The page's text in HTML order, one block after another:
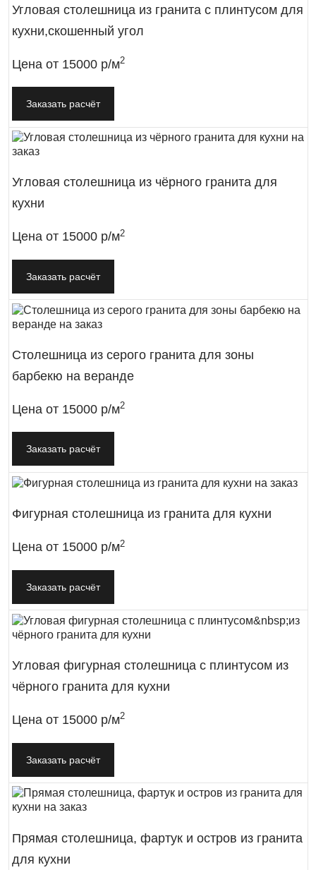
Угловая столешница из гранита с плинтусом для
кухни,скошенный угол
Цена от 15000 р/м2
Заказать расчёт
Угловая столешница из чёрного гранита для
кухни
Цена от 15000 р/м2
Заказать расчёт
Столешница из серого гранита для зоны
барбекю на веранде
Цена от 15000 р/м2
Заказать расчёт
Фигурная столешница из гранита для кухни
Цена от 15000 р/м2
Заказать расчёт
Угловая фигурная столешница с плинтусом из
чёрного гранита для кухни
Цена от 15000 р/м2
Заказать расчёт
Прямая столешница, фартук и остров из гранита
для кухни